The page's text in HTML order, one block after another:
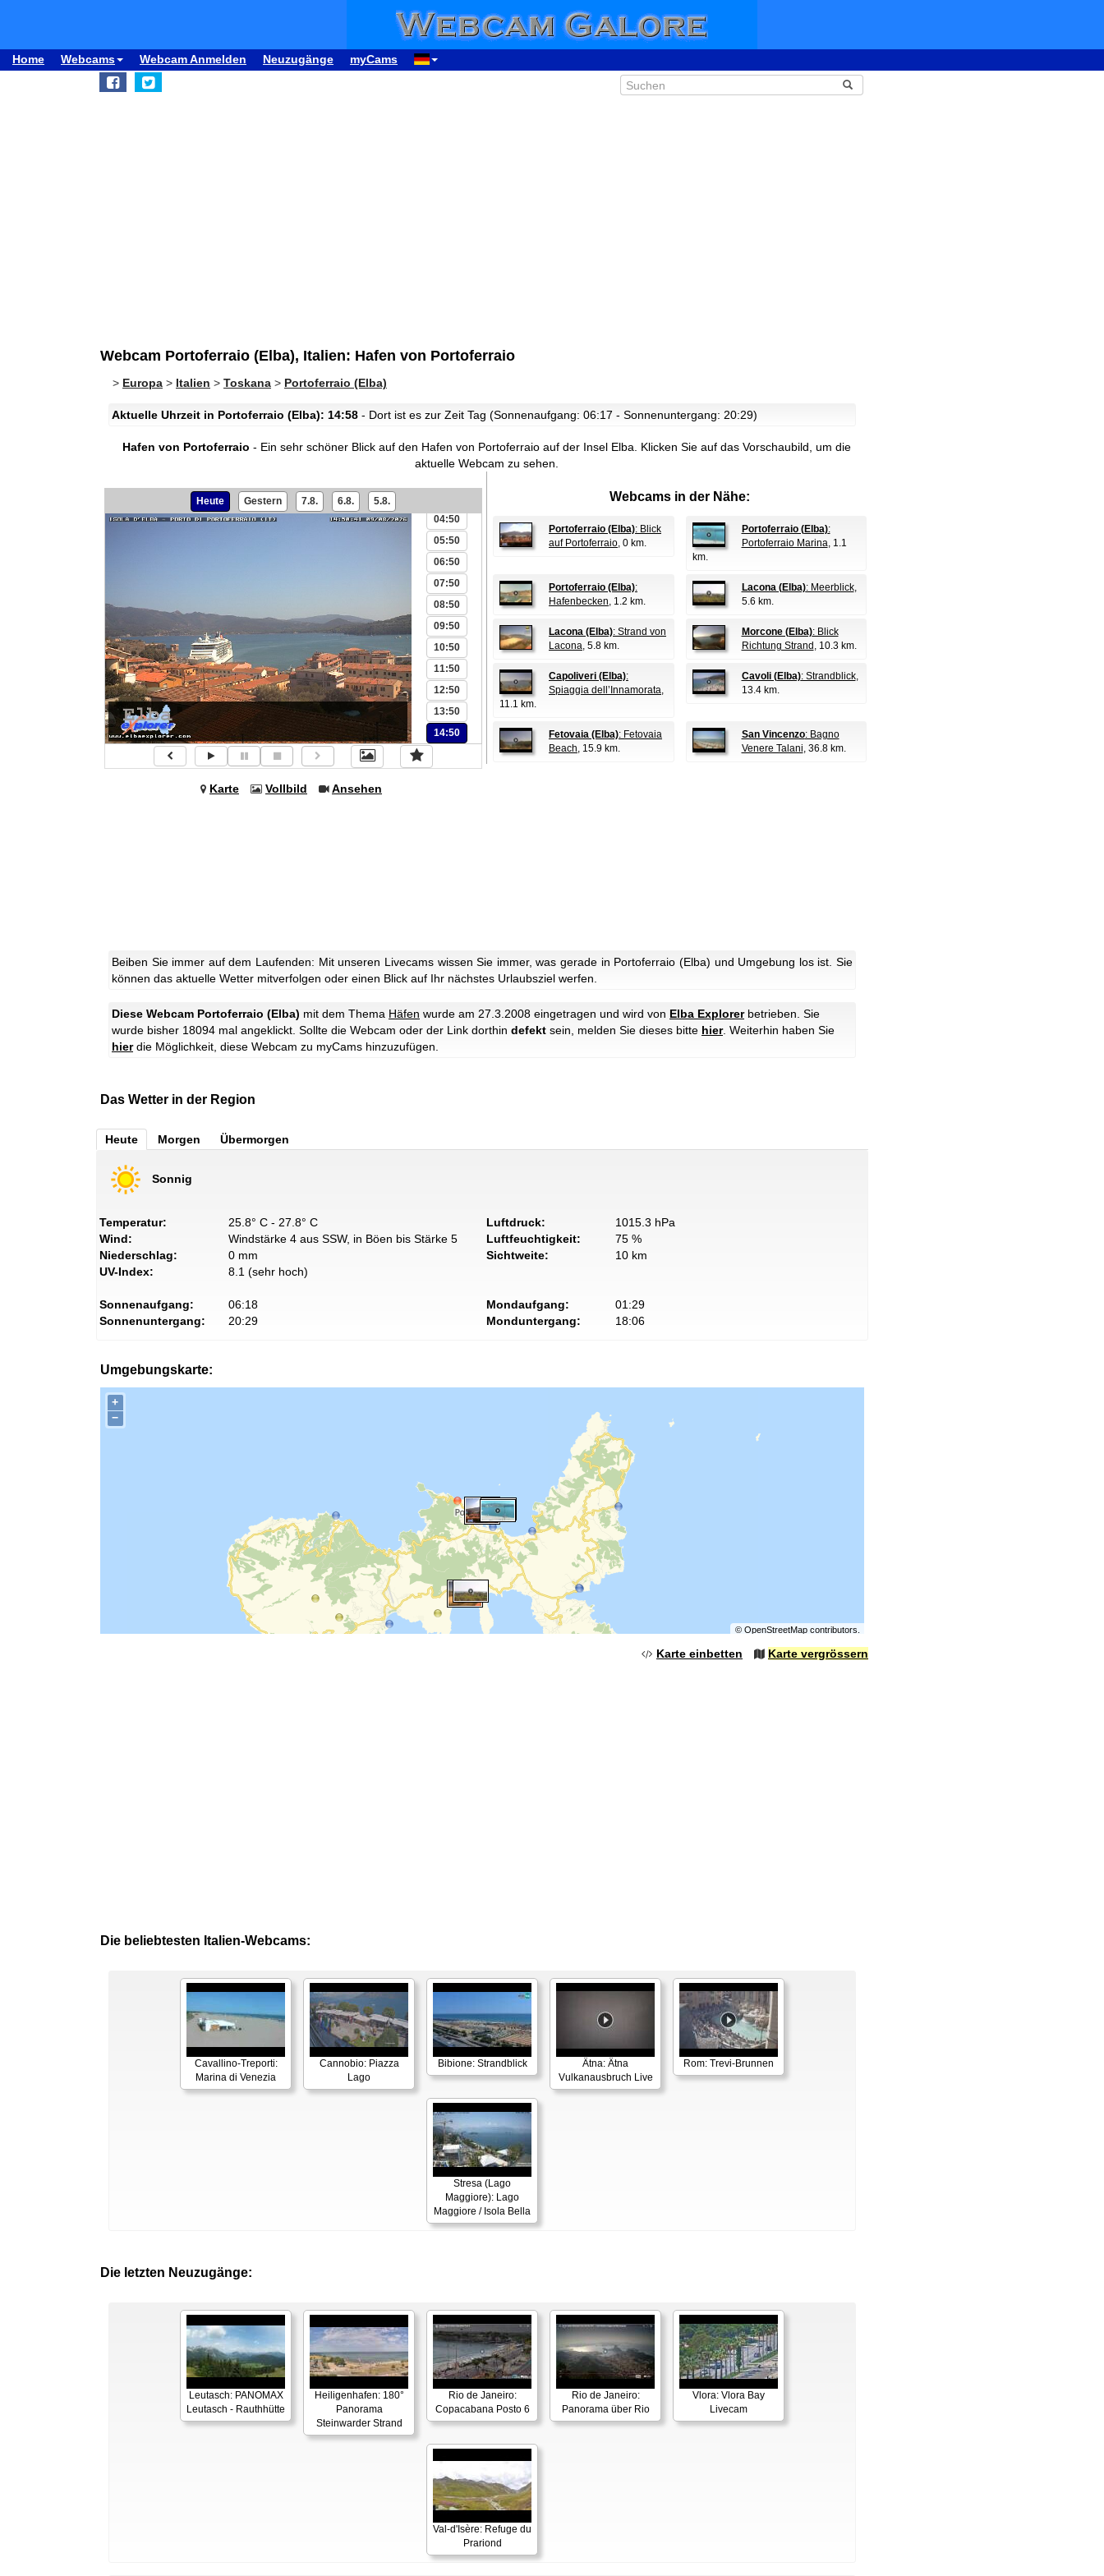
Home Webcams Webcam Anmelden Neuzugänge myCams
Webcam Portoferraio (Elba), Italien: Hafen von Portoferraio
> Europa > Italien > Toskana > Portoferraio (Elba)
Aktuelle Uhrzeit in Portoferraio (Elba): 14:58 - Dort ist es zur Zeit Tag (Sonnenaufgang: 06:17 - Sonnenuntergang: 20:29)
Hafen von Portoferraio - Ein sehr schöner Blick auf den Hafen von Portoferraio auf der Insel Elba.
Klicken Sie auf das Vorschaubild, um die
aktuelle Webcam zu sehen.
Heute Gestern 7.8. 6.8. 5.8.
04:50
05:50
06:50
07:50
08:50
09:50
10:50
11:50
12:50
13:50
14:50
Karte Vollbild Ansehen
Webcams in der Nähe:
Portoferraio (Elba): Blick
auf Portoferraio, 0 km.
Portoferraio (Elba):
Portoferraio Marina, 1.1
km.
Portoferraio (Elba):
Hafenbecken, 1.2 km.
Lacona (Elba): Meerblick,
5.6 km.
Lacona (Elba): Strand von
Lacona, 5.8 km.
Morcone (Elba): Blick
Richtung Strand , 10.3 km.
Capoliveri (Elba):
Spiaggia dell’Innamorata,
11.1 km.
Cavoli (Elba): Strandblick,
13.4 km.
Fetovaia (Elba): Fetovaia
Beach, 15.9 km.
San Vincenzo: Bagno
Venere Talani, 36.8 km.
Beiben Sie immer auf dem Laufenden: Mit unseren Livecams wissen Sie immer, was gerade in Portoferraio (Elba) und Umgebung los ist. Sie
können das aktuelle Wetter mitverfolgen oder einen Blick auf Ihr nächstes Urlaubsziel werfen.
Diese Webcam Portoferraio (Elba) mit dem Thema Häfen wurde am 27.3.2008 eingetragen und wird von Elba Explorerbetrieben. Sie
wurde bisher 18094 mal angeklickt. Sollte die Webcam oder der Link dorthin defekt sein, melden Sie dieses bitte hier. Weiterhin haben Sie
hierdie Möglichkeit, diese Webcam zu myCams hinzuzufügen.
Das Wetter in der Region
Heute Morgen Übermorgen
Sonnig
Temperatur:
25.8° C - 27.8° C
Wind:
Windstärke 4 aus SSW, in Böen bis Stärke 5
Niederschlag:
0 mm
UV-Index:
8.1 (sehr hoch)
Luftdruck:
1015.3 hPa
Luftfeuchtigkeit:
75 %
Sichtweite:
10 km
Sonnenaufgang:
06:18
Sonnenuntergang:
20:29
Mondaufgang:
01:29
Monduntergang:
18:06
Umgebungskarte:
+
−
© OpenStreetMapcontributors.
Karte einbetten Karte vergrössern
Die beliebtesten Italien-Webcams:
Cavallino-Treporti:
Marina di Venezia
Cannobio: Piazza
Lago
Bibione: Strandblick
Ätna: Ätna
Vulkanausbruch Live
Rom: Trevi-Brunnen
Stresa (Lago
Maggiore): Lago
Maggiore / Isola Bella
Die letzten Neuzugänge:
Leutasch: PANOMAX
Leutasch - Rauthhütte
Heiligenhafen: 180°
Panorama
Steinwarder Strand
Rio de Janeiro:
Copacabana Posto 6
Rio de Janeiro:
Panorama über Rio
Vlora: Vlora Bay
Livecam
Val-d'Isère: Refuge du
Prariond